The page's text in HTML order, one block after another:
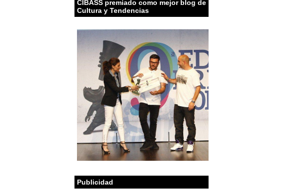
CIBASS premiado como mejor blog de
Cultura y Tendencias
Publicidad